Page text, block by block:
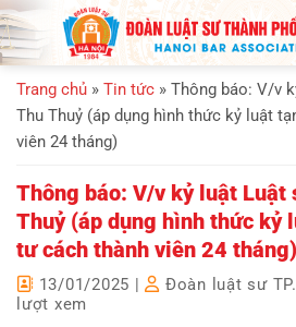
Bỏ
qua
nội
dung
Trang chủ » Tin tức » Thông báo: V/v
Thu Thuỷ (áp dụng hình thức kỷ luật
viên 24 tháng)
Thông báo: V/v kỷ luật Luật
Thuỷ (áp dụng hình thức kỷ
tư cách thành viên 24 tháng)
13/01/2025 | Đoàn luật sư
lượt xem